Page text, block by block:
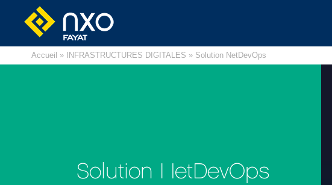
Accueil » INFRASTRUCTURES DIGITALES » Solution NetDevOps
Solution NetDevOps